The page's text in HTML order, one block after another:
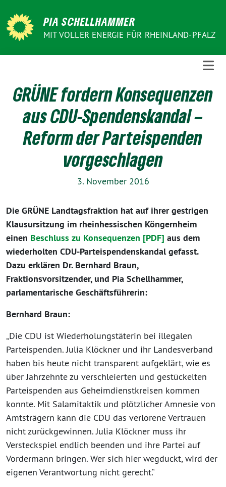
zum
Inhalt
PIA SCHELLHAMMER
MIT VOLLER ENERGIE FÜR RHEINLAND-PFALZ
GRÜNE fordern Konsequenzen
aus CDU-Spendenskandal –
Reform der Parteispenden
vorgeschlagen
3. November 2016
Die GRÜNE Landtagsfraktion hat auf ihrer gestrigen
Klausursitzung im rheinhessischen Köngernheim
einen Beschluss zu Konsequenzen [PDF] aus dem
wiederholten CDU-Parteispendenskandal gefasst.
Dazu erklären Dr. Bernhard Braun,
Fraktionsvorsitzender, und Pia Schellhammer,
parlamentarische Geschäftsführerin:
Bernhard Braun:
„Die CDU ist Wiederholungstäterin bei illegalen
Parteispenden. Julia Klöckner und ihr Landesverband
haben bis heute nicht transparent aufgeklärt, wie es
über Jahrzehnte zu verschleierten und gestückelten
Parteispenden aus Geheimdienstkreisen kommen
konnte. Mit Salamitaktik und plötzlicher Amnesie von
Amtsträgern kann die CDU das verlorene Vertrauen
nicht zurückgewinnen. Julia Klöckner muss ihr
Versteckspiel endlich beenden und ihre Partei auf
Vordermann bringen. Wer sich hier wegduckt, wird der
eigenen Verantwortung nicht gerecht.“